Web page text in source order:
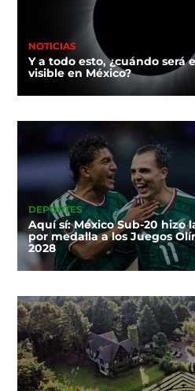
NOTICIAS
Y a todo esto, ¿cuándo será
visible en México?
DEPORTES
Aquí sí: México Sub-20 hizo
por medalla a los Juegos
2028